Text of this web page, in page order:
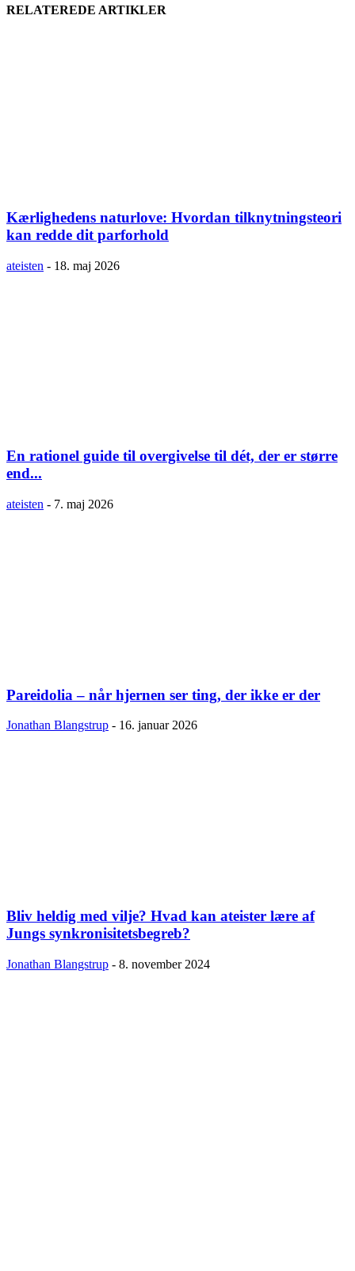
RELATEREDE ARTIKLER
Kærlighedens naturlove: Hvordan tilknytningsteori
kan redde dit parforhold
ateisten - 18. maj 2026
En rationel guide til overgivelse til dét, der er større
end...
ateisten - 7. maj 2026
Pareidolia – når hjernen ser ting, der ikke er der
Jonathan Blangstrup - 16. januar 2026
Bliv heldig med vilje? Hvad kan ateister lære af
Jungs synkronisitetsbegreb?
Jonathan Blangstrup - 8. november 2024